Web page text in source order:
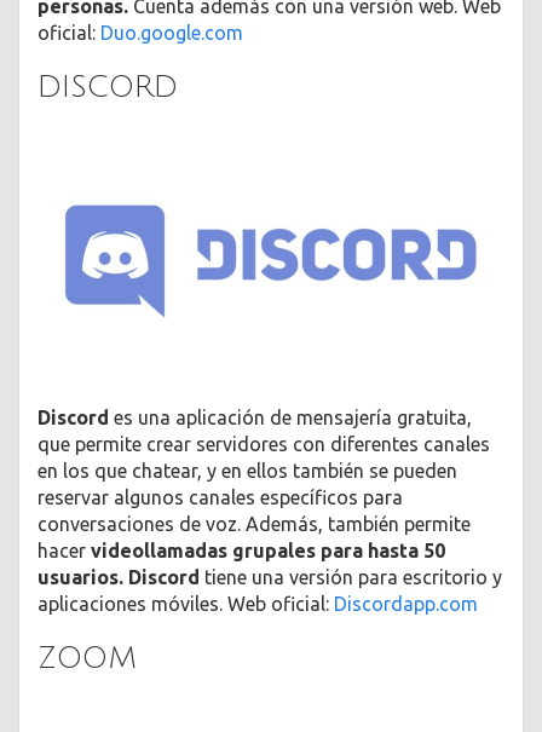
personas. Cuenta además con una versión web. Web
oficial: Duo.google.com
DISCORD
Discord es una aplicación de mensajería gratuita,
que permite crear servidores con diferentes canales
en los que chatear, y en ellos también se pueden
reservar algunos canales específicos para
conversaciones de voz. Además, también permite
hacer videollamadas grupales para hasta 50
usuarios. Discord tiene una versión para escritorio y
aplicaciones móviles. Web oficial: Discordapp.com
ZOOM